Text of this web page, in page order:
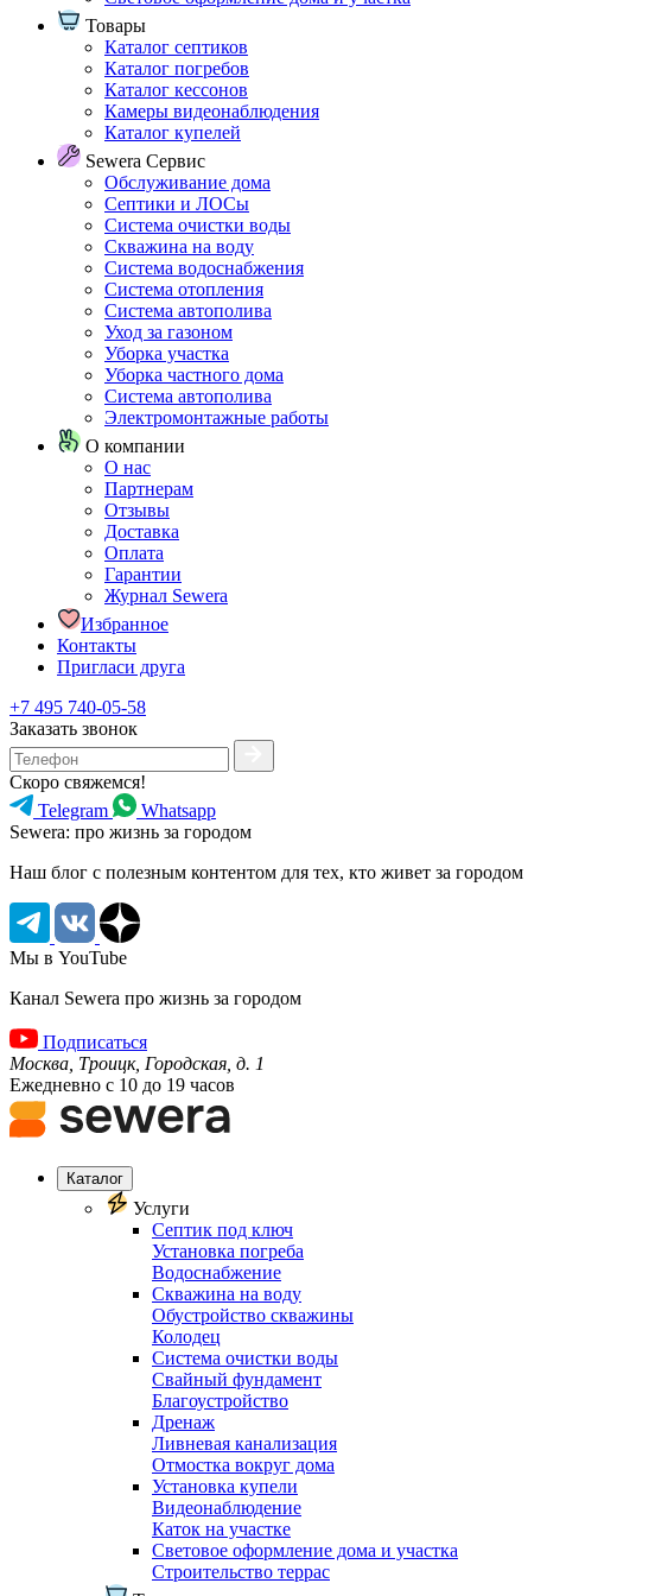
Товары
Каталог септиков
Каталог погребов
Каталог кессонов
Камеры видеонаблюдения
Каталог купелей
Sewera Сервис
Обслуживание дома
Септики и ЛОСы
Система очистки воды
Скважина на воду
Система водоснабжения
Система отопления
Система автополива
Уход за газоном
Уборка участка
Уборка частного дома
Система автополива
Электромонтажные работы
О компании
О нас
Партнерам
Отзывы
Доставка
Оплата
Гарантии
Журнал Sewera
Избранное
Контакты
Пригласи друга
+7 495 740-05-58
Заказать звонок
Скоро свяжемся!
Telegram
Whatsapp
Sewera: про жизнь за городом
Наш блог c полезным контентом для тех, кто живет за городом
Мы в YouTube
Канал Sewera про жизнь за городом
Подписаться
Москва, Троицк, Городская, д. 1
Ежедневно с 10 до 19 часов
Каталог
Услуги
Септик под ключ
Установка погреба
Водоснабжение
Скважина на воду
Обустройство скважины
Колодец
Система очистки воды
Свайный фундамент
Благоустройство
Дренаж
Ливневая канализация
Отмостка вокруг дома
Установка купели
Видеонаблюдение
Каток на участке
Световое оформление дома и участка
Строительство террас